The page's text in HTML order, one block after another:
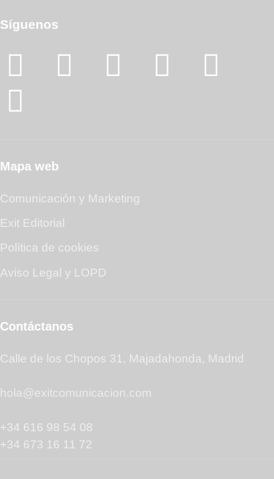
Síguenos
Mapa web
Comunicación y Marketing
Exit Editorial
Política de cookies
Aviso Legal y LOPD
Contáctanos
Calle de los Chopos 31, Majadahonda, Madrid
hola@exitcomunicacion.com
+34 616 98 54 08
+34 673 16 11 72